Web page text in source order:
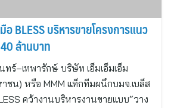
BLESS บริหารขายโครงการแนว
ล้านบาท
ร์–เทพารักษ์ บริษัท เอ็มเอ็มเอ็ม
ชน) หรือ MMM แท็กทีมผนึกบมจ.เบล็ส
คว้างานบริหารงานขายแบบ“วาง